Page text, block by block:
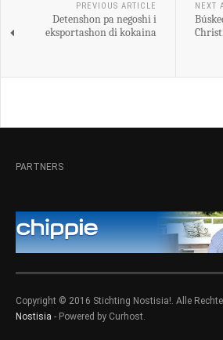
PREVIOUS ARTICLE
Detenshon pa negoshi i
eksportashon di kokaina
NEXT
PARTNERS
Copyright © 2016 Stichting Nostisia!. Alle
Nostisia - Powered by Curhost.